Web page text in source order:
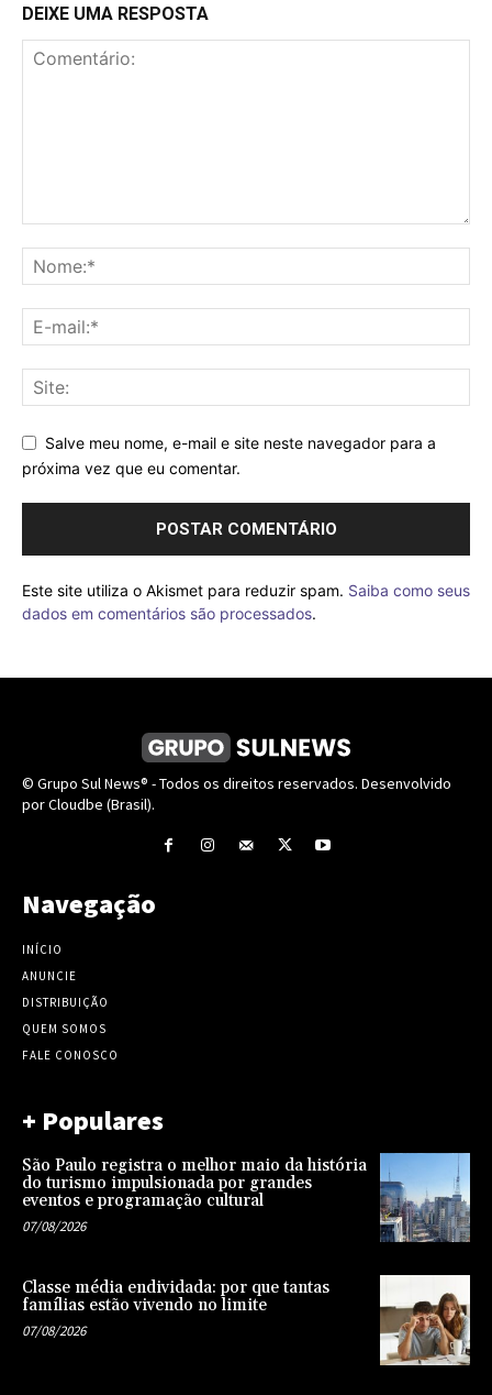
DEIXE UMA RESPOSTA
Salve meu nome, e-mail e site neste navegador para a
próxima vez que eu comentar.
Este site utiliza o Akismet para reduzir spam. Saiba como seus
dados em comentários são processados.
© Grupo Sul News® - Todos os direitos reservados. Desenvolvido
por Cloudbe (Brasil).
Navegação
INÍCIO
ANUNCIE
DISTRIBUIÇÃO
QUEM SOMOS
FALE CONOSCO
+ Populares
São Paulo registra o melhor maio da história
do turismo impulsionada por grandes
eventos e programação cultural
07/08/2026
Classe média endividada: por que tantas
famílias estão vivendo no limite
07/08/2026